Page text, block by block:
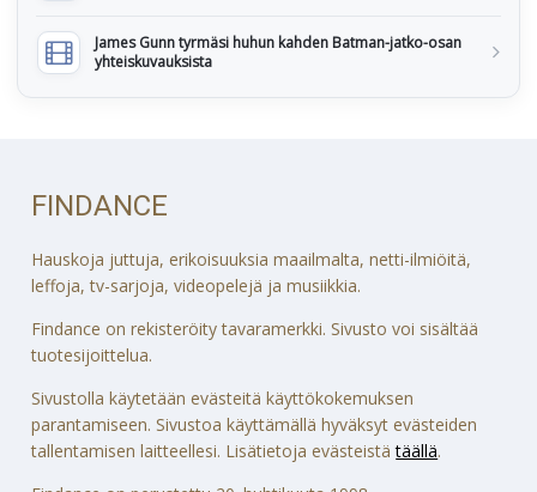
James Gunn tyrmäsi huhun kahden Batman-jatko-osan
yhteiskuvauksista
FINDANCE
Hauskoja juttuja, erikoisuuksia maailmalta, netti-ilmiöitä,
leffoja, tv-sarjoja, videopelejä ja musiikkia.
Findance on rekisteröity tavaramerkki. Sivusto voi sisältää
tuotesijoittelua.
Sivustolla käytetään evästeitä käyttökokemuksen
parantamiseen. Sivustoa käyttämällä hyväksyt evästeiden
tallentamisen laitteellesi. Lisätietoja evästeistätäällä.